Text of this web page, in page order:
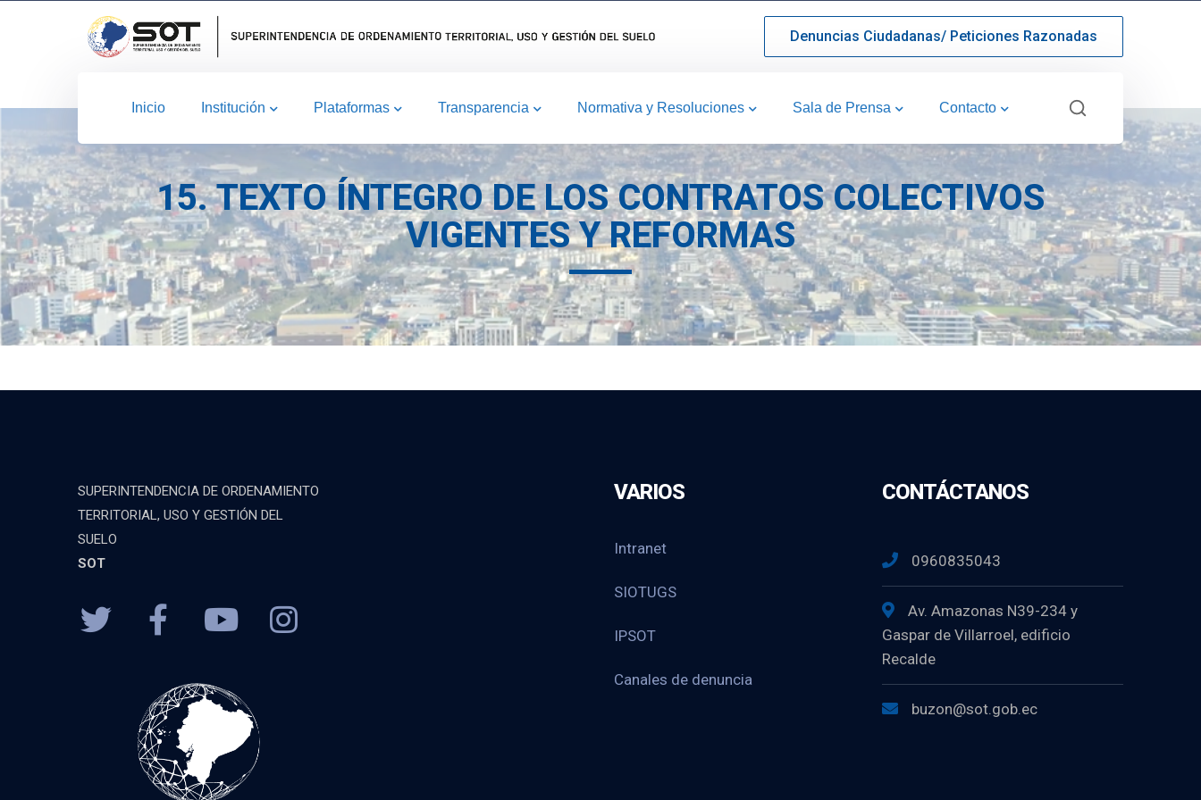
Denuncias Ciudadanas/ Peticiones Razonadas
Inicio Institución Plataformas Transparencia Normativa y Resoluciones Sala de Prensa Contacto
15. TEXTO ÍNTEGRO DE LOS CONTRATOS COLECTIVOS
VIGENTES Y REFORMAS
SUPERINTENDENCIA DE ORDENAMIENTO
TERRITORIAL, USO Y GESTIÓN DEL
SUELO
SOT
VARIOS
Intranet
SIOTUGS
IPSOT
Canales de denuncia
CONTÁCTANOS
0960835043
Av. Amazonas N39-234 y
Gaspar de Villarroel, edificio
Recalde
buzon@sot.gob.ec